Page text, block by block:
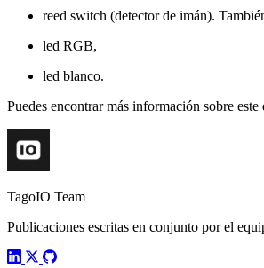
reed switch (detector de imán).
led RGB,
led blanco.
Puedes encontrar más información sobre
TagoIO Team
Publicaciones escritas en conjunto por el